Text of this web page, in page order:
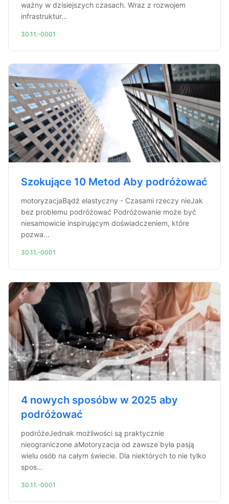
ważny w dzisiejszych czasach. Wraz z rozwojem
infrastruktur...
30.11.-0001
Szokujące 10 Metod Aby podróżować
motoryzacjaBądź elastyczny - Czasami rzeczy nieJak
bez problemu podróżować Podróżowanie może być
niesamowicie inspirującym doświadczeniem, które
pozwa...
30.11.-0001
4 nowych sposóbw w 2025 aby
podróżować
podróżeJednak możliwości są praktycznie
nieograniczone aMotoryzacja od zawsze była pasją
wielu osób na całym świecie. Dla niektórych to nie tylko
spos...
30.11.-0001